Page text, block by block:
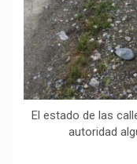
El estado de las
autoridad